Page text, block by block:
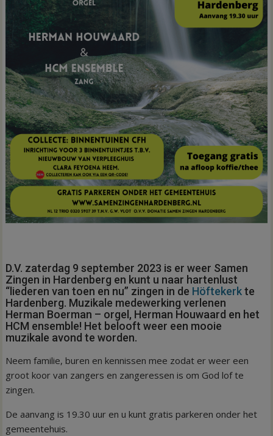
D.V. zaterdag 9 september 2023 is er weer Samen
Zingen in Hardenberg en kunt u naar hartenlust
“liederen van toen en nu” zingen in de Höftekerkte
Hardenberg. Muzikale medewerking verlenen
Herman Boerman – orgel, Herman Houwaard en het
HCM ensemble! Het belooft weer een mooie
muzikale avond te worden.
Neem familie, buren en kennissen mee zodat er weer een
groot koor van zangers en zangeressen is om God lof te
zingen.
De aanvang is 19.30 uur en u kunt gratis parkeren onder het
gemeentehuis.